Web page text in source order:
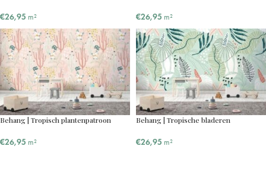
€26,95 m² €26,95 m²
Behang | Tropisch plantenpatroon
€26,95 m²
Behang | Tropische bladeren
€26,95 m²